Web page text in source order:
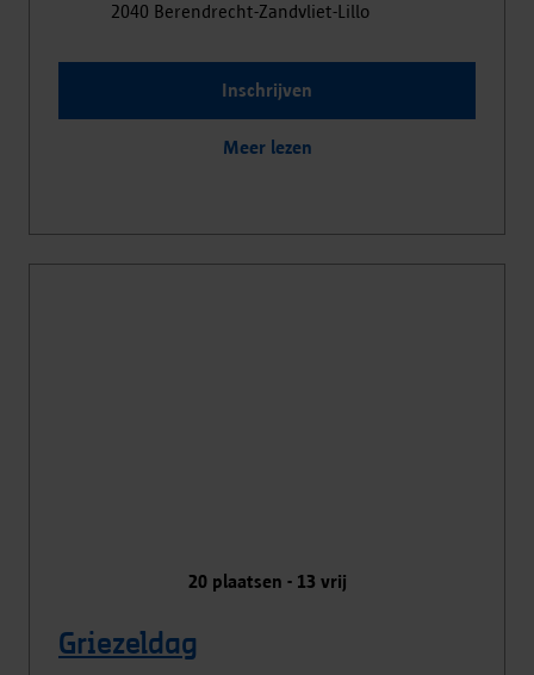
2040 Berendrecht-Zandvliet-Lillo
Inschrijven
Meer lezen
20plaatsen - 13 vrij
Griezeldag